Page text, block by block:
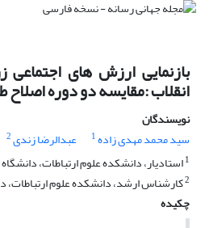
بازنمایی ارزش های
انقلاب :مقایسه دو دوره اصلاح
نویسندگان
سید محمد مهدی زاده1 عبدالرضا زندی2
1استادیار، دانشکده علوم ارتباطات،
2کارشناس ارشد، دانشکده علوم ارتباطات،
چکیده